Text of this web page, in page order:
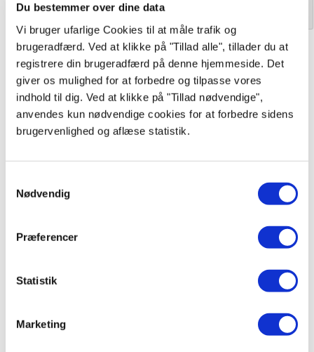
Du bestemmer over dine data
Vi bruger ufarlige Cookies til at måle trafik og
brugeradfærd. Ved at klikke på "Tillad alle", tillader du at
registrere din brugeradfærd på denne hjemmeside. Det
giver os mulighed for at forbedre og tilpasse vores
indhold til dig. Ved at klikke på "Tillad nødvendige",
anvendes kun nødvendige cookies for at forbedre sidens
brugervenlighed og aflæse statistik.
Nødvendig
Præferencer
Statistik
Marketing
Se også
SLAMP MIDA, Loft/væg
4.200,00